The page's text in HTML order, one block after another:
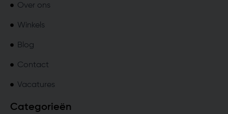
Over ons
Winkels
Blog
Contact
Vacatures
Categorieën